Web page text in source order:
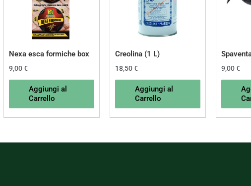
Nexa esca formiche box
9,00€
Aggiungi al
Carrello
Creolina (1 L)
18,50€
Aggiungi al
Carrello
9,00€